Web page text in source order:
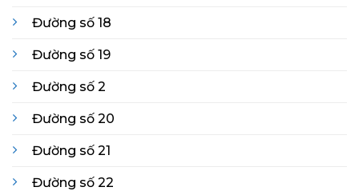
Đường số 18
Đường số 19
Đường số 2
Đường số 20
Đường số 21
Đường số 22